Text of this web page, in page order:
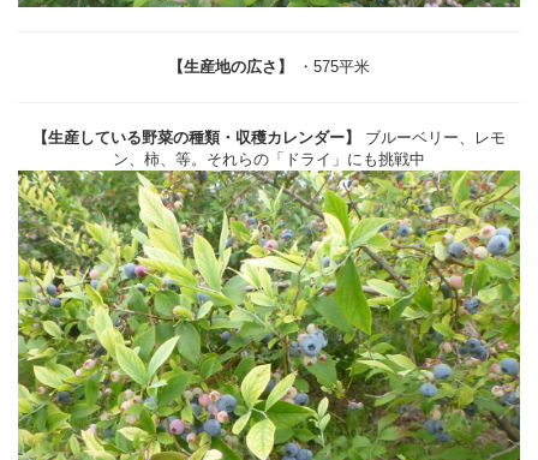
【生産地の広さ】 ・575平米
【生産している野菜の種類・収穫カレンダー】 ブルーベリー、レモ
ン、柿、等。それらの「ドライ」にも挑戦中